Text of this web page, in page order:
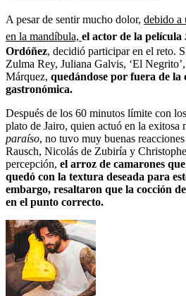
A pesar de sentir mucho dolor, debido a
en la mandíbula, el actor de la película
Ordóñez, decidió participar en el reto.
Zulma Rey, Juliana Galvis, ‘El
Márquez, quedándose por fuera de la
gastronómica.
Después de los 60 minutos límite con
plato de Jairo, quien actuó en la exitosa
paraíso, no tuvo muy buenas
Rausch, Nicolás de Zubiría y
percepción, el arroz de camarones
quedó con la textura deseada para
embargo, resaltaron que la cocción
en el punto correcto.